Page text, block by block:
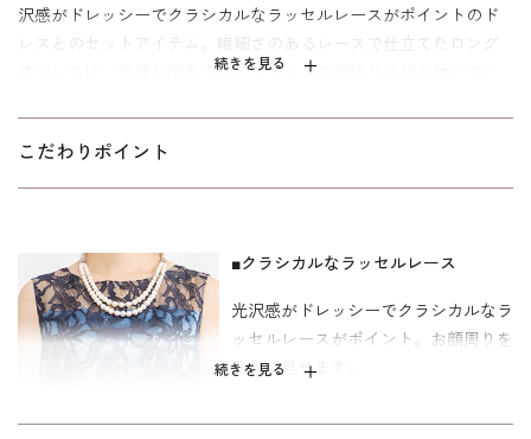
続きを見る
沢感がドレッシーでクラシカルなラッセルレースがポイントのド
レスとのセットアイテム。繊細さのあるレースで仕立てたロング
丈ドレスは、優雅な印象です。シフォンの羽織りは袖が付いてい
ています。こちらは自宅でお洗濯可能なウォッシャブル。お洗濯
方法はウォッシャブルフォーマルのお洗濯方法
こだわりポイント
続きを見る
■クラシカルなラッセルレース
光沢感がドレッシーでクラシカルなラ
ッセルレースがポイント。お顔周りを
美しく見せます。